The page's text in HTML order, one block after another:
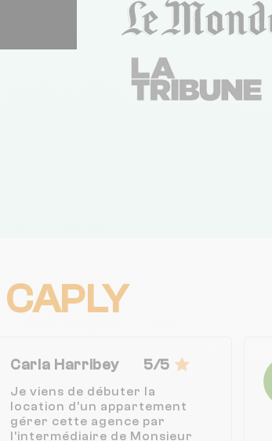
CAPLY
Carla Harribey 5/5
Je viens de débuter la
location d’un appartement
gérer cette agence par
l’intermédiaire de Monsieur